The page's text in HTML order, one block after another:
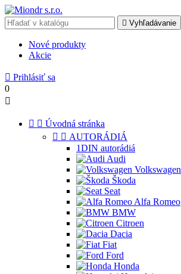
 Vyhľadávanie
Nové produkty
Akcie
 Prihlásiť sa
0

  Úvodná stránka
  AUTORÁDIÁ
1DIN autorádiá
Audi
Volkswagen
Škoda
Seat
Alfa Romeo
BMW
Citroen
Dacia
Fiat
Ford
Honda